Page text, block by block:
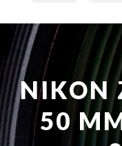
CAMERA’S
NATUUROBSERVATIE
STUDIOFOTOGRAFIE
NIKON
50